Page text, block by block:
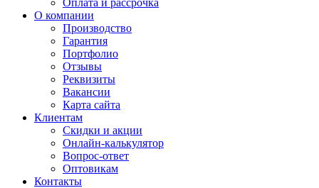
Оплата и рассрочка
О компании
Производство
Гарантия
Портфолио
Отзывы
Реквизиты
Вакансии
Карта сайта
Клиентам
Скидки и акции
Онлайн-калькулятор
Вопрос-ответ
Оптовикам
Контакты